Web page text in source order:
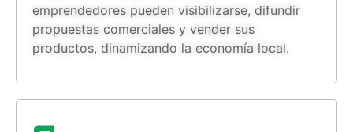
emprendedores pueden visibilizarse, difundir
propuestas comerciales y vender sus
productos, dinamizando la economía local.